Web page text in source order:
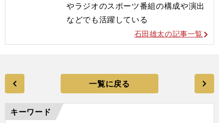
やラジオのスポーツ番組の構成や演出
などでも活躍している
石田雄太の記事一覧
一覧に戻る
キーワード